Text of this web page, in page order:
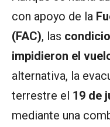
con apoyo de la
(FAC), las
impidieron el
alternativa, la
terrestre el 19 de
mediante una